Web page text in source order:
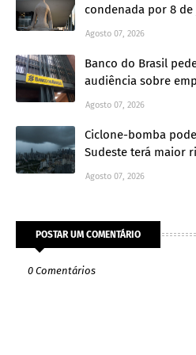
condenada por 8
Agosto 07, 2026
Banco do Brasil
audiência sobre
Agosto 07, 2026
Ciclone-bomba
Sudeste terá maior
Agosto 07, 2026
POSTAR UM COMENTÁRIO
0 Comentários